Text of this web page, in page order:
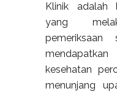
Klinik adalah
yang
pemeriksaan
kesehatan
menunjang